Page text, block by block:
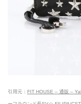
引用元： FIT HOUSE – 通販 –